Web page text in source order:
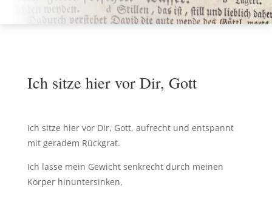
Ich sitze hier vor Dir, Gott
Ich sitze hier vor Dir, Gott, aufrecht und entspannt
mit geradem Rückgrat.
Ich lasse mein Gewicht senkrecht durch meinen
Körper hinuntersinken,